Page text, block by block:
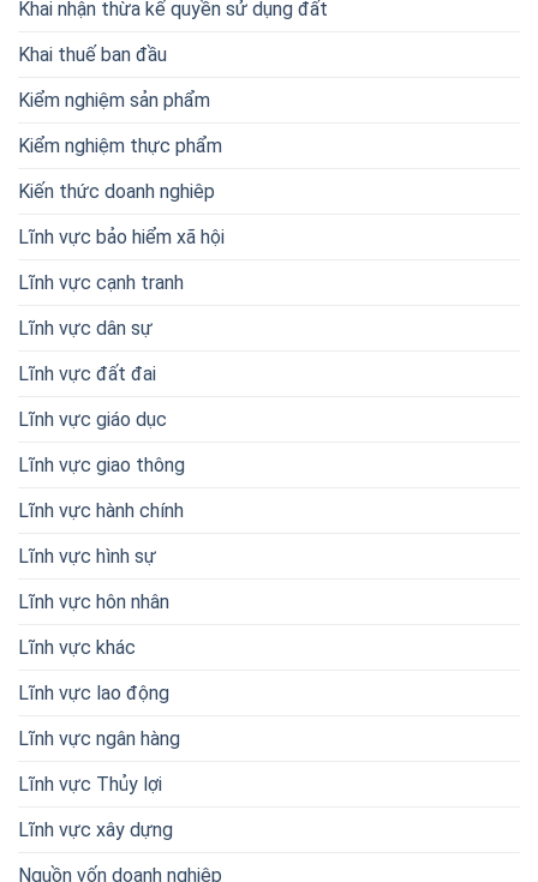
Khai nhận thừa kế quyền sử dụng đất
Khai thuế ban đầu
Kiểm nghiệm sản phẩm
Kiểm nghiệm thực phẩm
Kiến thức doanh nghiêp
Lĩnh vực bảo hiểm xã hội
Lĩnh vực cạnh tranh
Lĩnh vực dân sự
Lĩnh vực đất đai
Lĩnh vực giáo dục
Lĩnh vực giao thông
Lĩnh vực hành chính
Lĩnh vực hình sự
Lĩnh vực hôn nhân
Lĩnh vực khác
Lĩnh vực lao động
Lĩnh vực ngân hàng
Lĩnh vực Thủy lợi
Lĩnh vực xây dựng
Nguồn vốn doanh nghiệp